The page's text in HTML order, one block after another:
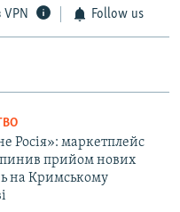
VPN Follow us
Росія»: маркетплейс
прийом нових
на Кримському